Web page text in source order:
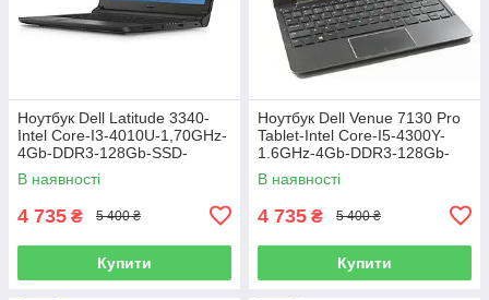
Ноутбук Dell Latitude 3340-
Intel Core-I3-4010U-1,70GHz-
4Gb-DDR3-128Gb-SSD-
W13.3-Web-(B)-Б/B
В наявності
4 735 ₴ 5 400 ₴
Купити
Ноутбук Dell Venue 7130 Pro
Tablet-Intel Core-I5-4300Y-
1.6GHz-4Gb-DDR3-128Gb-
SSD-W10.8-FHD-Web-IPS-
(B)-Б/B
В наявності
4 735 ₴ 5 400 ₴
Купити